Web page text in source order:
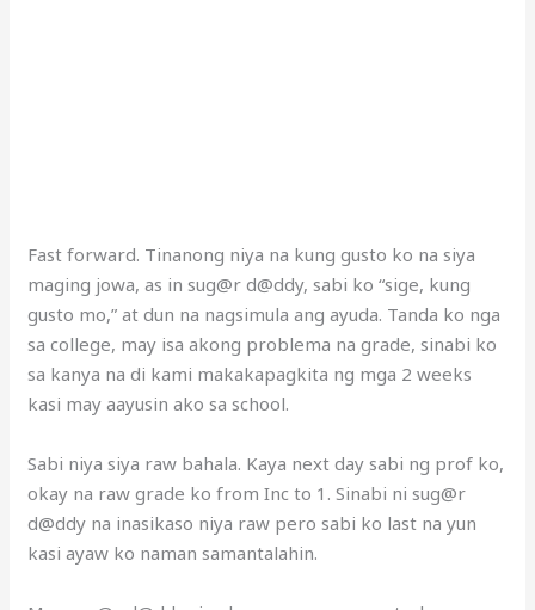
Fast forward. Tinanong niya na kung gusto ko na siya
maging jowa, as in sug@r d@ddy, sabi ko “sige, kung
gusto mo,” at dun na nagsimula ang ayuda. Tanda ko nga
sa college, may isa akong problema na grade, sinabi ko
sa kanya na di kami makakapagkita ng mga 2 weeks
kasi may aayusin ako sa school.
Sabi niya siya raw bahala. Kaya next day sabi ng prof ko,
okay na raw grade ko from Inc to 1. Sinabi ni sug@r
d@ddy na inasikaso niya raw pero sabi ko last na yun
kasi ayaw ko naman samantalahin.